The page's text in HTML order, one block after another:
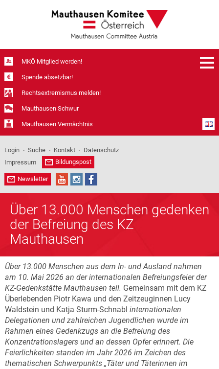
MKÖ Mitglied werden!
Spende absetzbar!
Rechtsextremismus melden!
Mauthausen Schwur
Mauthausen Vermächtnis
Login Suche Kontakt
Datenschutz
Impressum
Bildungspost
Newsletter
Über 13.000 Menschen gedenken
der Befreiung des KZ
Mauthausen
Über 13.000 Menschen aus dem In- und Ausland nahmen
am 10. Mai 2026 an der internationalen Befreiungsfeier der
KZ-Gedenkstätte Mauthausen teil. Gemeinsam mit dem KZ
Überlebenden Piotr Kawa und den Zeitzeuginnen Lucy
Waldstein und Katja Sturm-Schnabl internationalen
Delegationen und zahlreichen Jugendlichen wurde im
Rahmen eines Gedenkzugs an die Befreiung des
Konzentrationslagers und an dessen Opfer erinnert. Die
Feierlichkeiten standen im Jahr 2026 im Zeichen des
thematischen Schwerpunkts „Täter und Täterinnen im